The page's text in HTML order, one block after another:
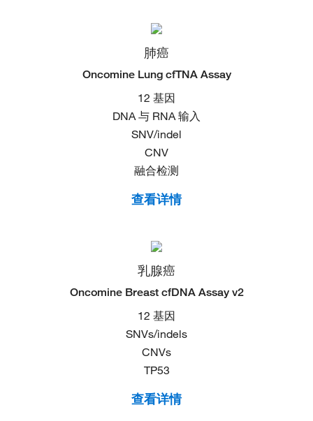
肺癌
Oncomine Lung cfTNA Assay
12 基因
DNA 与 RNA 输入
SNV/indel
CNV
融合检测
查看详情
乳腺癌
Oncomine Breast cfDNA Assay v2
12 基因
SNVs/indels​
CNVs​
TP53
查看详情